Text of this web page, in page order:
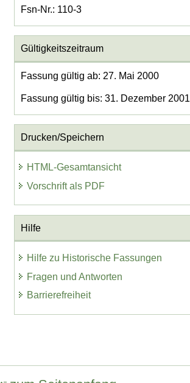
Fsn-Nr.: 110-3
Gültigkeitszeitraum
Fassung gültig ab: 27. Mai 2000
Fassung gültig bis: 31. Dezember 2001
Drucken/Speichern
HTML-Gesamtansicht
Vorschrift als PDF
Hilfe
Hilfe zu Historische Fassungen
Fragen und Antworten
Barrierefreiheit